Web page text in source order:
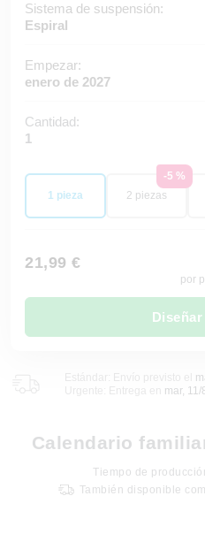
Sistema de suspensión:
Espiral
Empezar:
enero de 2027
Cantidad:
1
1 pieza
-5 %
2 piezas
21,99 €
por
Urgente: Entrega en
mar,
Calendario
Tiempo de
También disponible